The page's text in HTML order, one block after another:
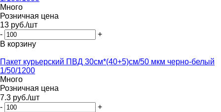
Много
Розничная цена
13 руб./шт
-
+
В корзину
Пакет курьерский ПВД 30см*(40+5)см/50 мкм черно-белый
1/50/1200
Много
Розничная цена
7.3 руб./шт
-
+